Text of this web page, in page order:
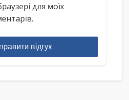
для моїх
відгук